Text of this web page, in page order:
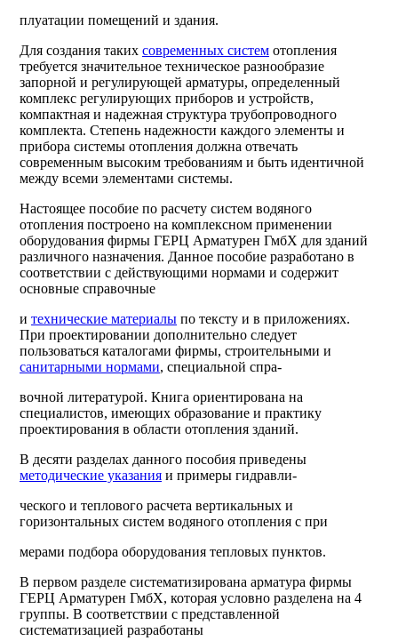
плуатации помещений и здания.
Для создания таких современных систем отопления
требуется значительное техническое разнообразие
запорной и регулирующей арматуры, определенный
комплекс регулирующих приборов и устройств,
компактная и надежная структура трубопроводного
комплекта. Степень надежности каждого элементы и
прибора системы отопления должна отвечать
современным высоким требованиям и быть идентичной
между всеми элементами системы.
Настоящее пособие по расчету систем водяного
отопления построено на комплексном применении
оборудования фирмы ГЕРЦ Арматурен ГмбХ для зданий
различного назначения. Данное пособие разработано в
соответствии с действующими нормами и содержит
основные справочные
и технические материалы по тексту и в приложениях.
При проектировании дополнительно следует
пользоваться каталогами фирмы, строительными и
санитарными нормами, специальной спра-
вочной литературой. Книга ориентирована на
специалистов, имеющих образование и практику
проектирования в области отопления зданий.
В десяти разделах данного пособия приведены
методические указания и примеры гидравли-
ческого и теплового расчета вертикальных и
горизонтальных систем водяного отопления с при
мерами подбора оборудования тепловых пунктов.
В первом разделе систематизирована арматура фирмы
ГЕРЦ Арматурен ГмбХ, которая условно разделена на 4
группы. В соответствии с представленной
систематизацией разработаны